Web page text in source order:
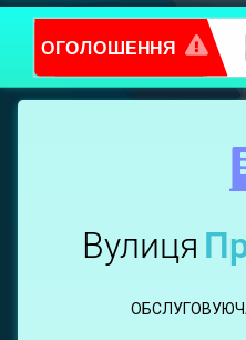
ОГОЛОШЕННЯ
Вулиця